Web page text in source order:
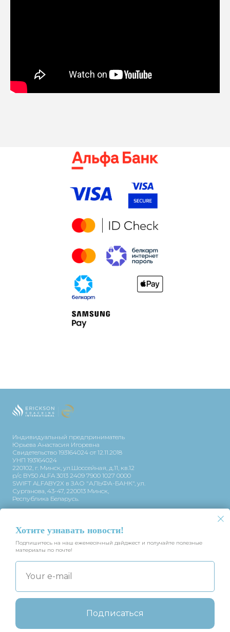
Подробнее
Принять
Хотите узнавать новости!
Подпишитесь на наш ежемесячный дайджест и получайте полезные
материалы по почте!
Your e-mail
Подписаться
Индивидуальный предприниматель
Юрьева Анастасия Игоревна
Свидетельство 193164024 от 12.11.2018
УНП 193164024
220102, г. Минск, ул.Шоссейная, д.11, кв.12
р/с BY50 ALFA 3013 2409 7900 1027 0000
SWIFT ALFABY2X в ЗАО "АЛЬФА-БАНК", ул.
Сурганова, 43-47, 220013 Минск,
Республика Беларусь.
+375 (29) 778 86 35 info@erickson.by
Политика оператора
Публичная оферта